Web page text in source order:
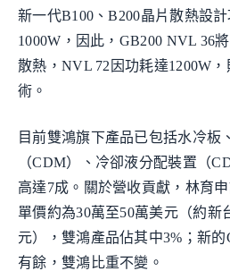
新一代B100、B200晶片散熱設
1000W，因此，GB200 NVL 36
散熱，NVL 72因功耗達1200W
術。
目前雙鴻旗下產品已包括水冷板
（CDM）、冷卻液分配裝置（
高達7成。關於營收貢獻，林育
單價約為30萬至50萬美元（約新
元），雙鴻產品佔其中3%；新
有餘，雙鴻比重不變。